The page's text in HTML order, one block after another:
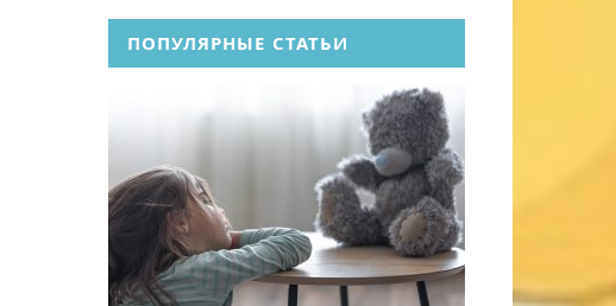
ПОПУЛЯРНЫЕ СТАТЬИ